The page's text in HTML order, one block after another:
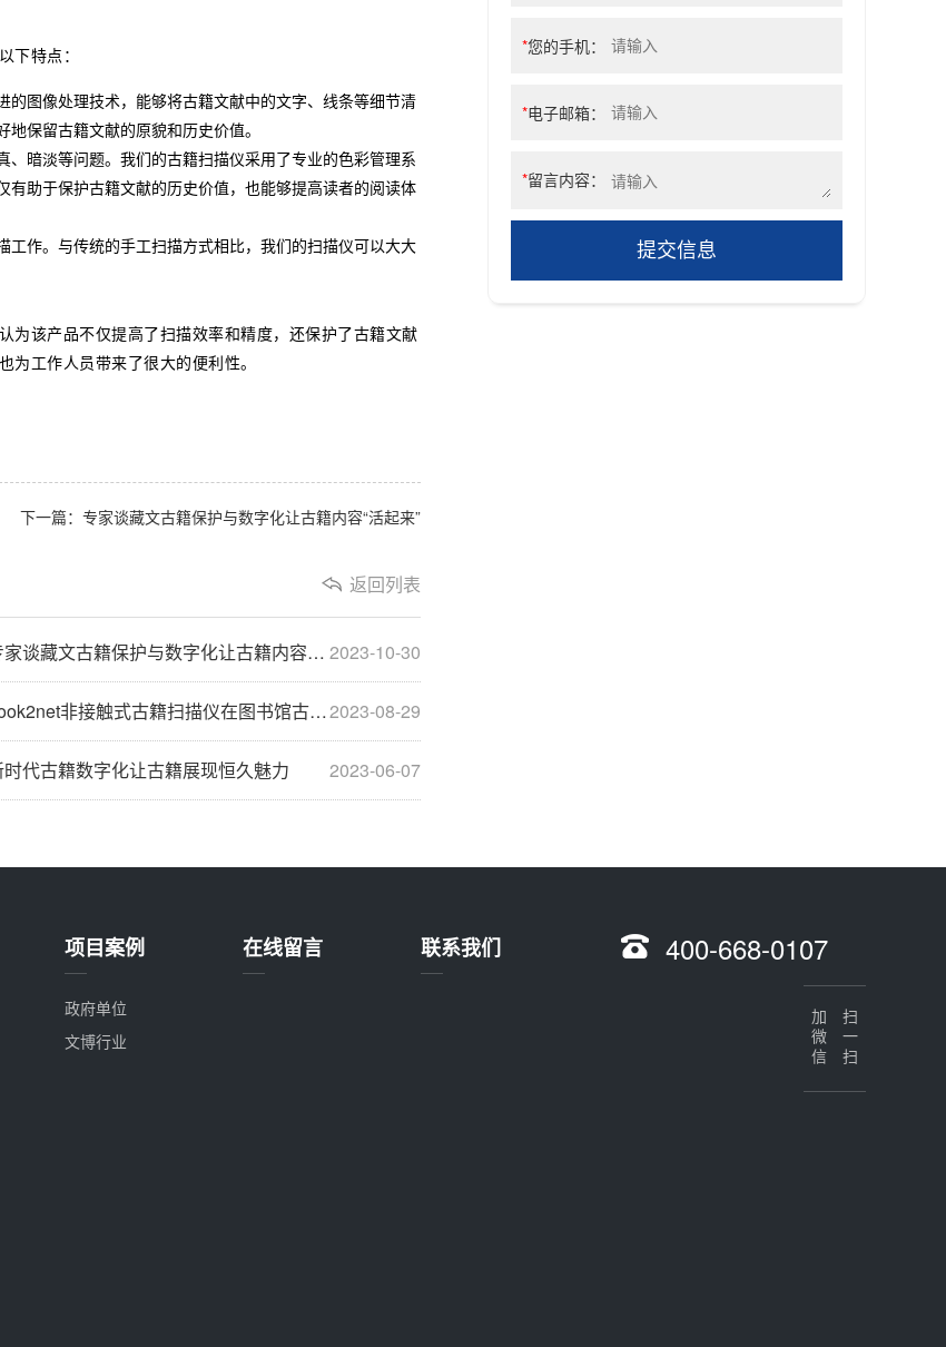
下特点：
图像处理技术，能够将古籍文献中的文字、线条等细节清
保留古籍文献的原貌和历史价值。
暗淡等问题。我们的古籍扫描仪采用了专业的色彩管理系
助于保护古籍文献的历史价值，也能够提高读者的阅读体
作。与传统的手工扫描方式相比，我们的扫描仪可以大大
为该产品不仅提高了扫描效率和精度，还保护了古籍文献
工作人员带来了很大的便利性。
下一篇：专家谈藏文古籍保护与数字化让古籍内容“活起来”
返回列表
2023-10-30
谈藏文古籍保护与数字化让古籍内容“活起来”
2023-08-29
非接触式古籍扫描仪在图书馆古籍数字化扫描深受喜爱
2023-06-07
代古籍数字化让古籍展现恒久魅力
*您的手机：
*电子邮箱：
*留言内容：
提交信息
项目案例
政府单位
文博行业
在线留言 联系我们 400-668-0107
扫一扫
加微信